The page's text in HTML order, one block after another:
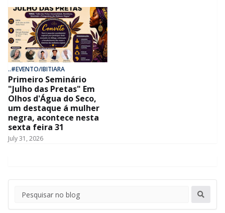
..#EVENTO/IBITIARA
Primeiro Seminário
"Julho das Pretas" Em
Olhos d'Água do Seco,
um destaque á mulher
negra, acontece nesta
sexta feira 31
July 31, 2026